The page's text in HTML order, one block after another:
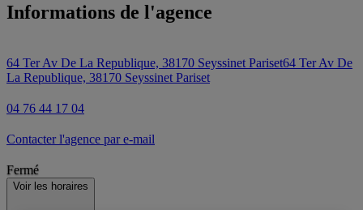
Informations de l'agence
64 Ter Av De La Republique, 38170 Seyssinet Pariset64 Ter Av De
La Republique, 38170 Seyssinet Pariset
04 76 44 17 04
Contacter l'agence par e-mail
Fermé
Voir les horaires